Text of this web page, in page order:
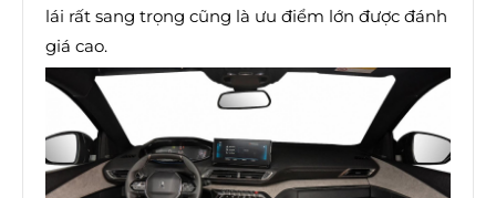
lái rất sang trọng cũng là ưu điểm lớn được đánh
giá cao.